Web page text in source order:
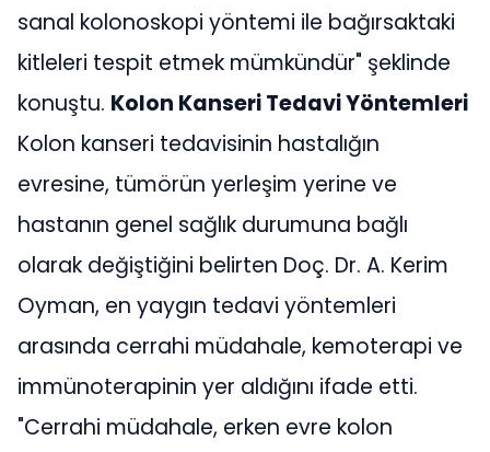
sanal kolonoskopi yöntemi ile bağırsaktaki
kitleleri tespit etmek mümkündür" şeklinde
konuştu. Kolon Kanseri Tedavi Yöntemleri
Kolon kanseri tedavisinin hastalığın
evresine, tümörün yerleşim yerine ve
hastanın genel sağlık durumuna bağlı
olarak değiştiğini belirten Doç. Dr. A. Kerim
Oyman, en yaygın tedavi yöntemleri
arasında cerrahi müdahale, kemoterapi ve
immünoterapinin yer aldığını ifade etti.
"Cerrahi müdahale, erken evre kolon